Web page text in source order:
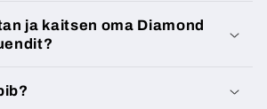
ja kaitsen oma Diamond